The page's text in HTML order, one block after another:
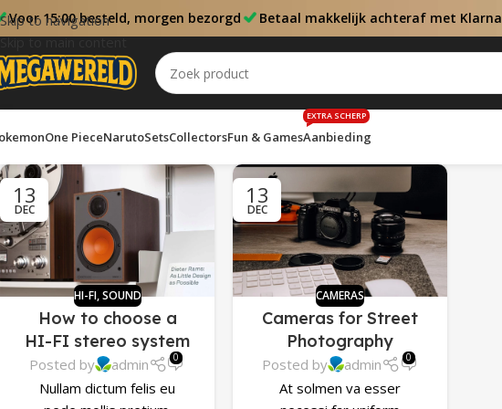
Skip to navigation
Skip to main content
Voor 15:00 besteld, morgen bezorgd Betaal makkelijk achteraf met Klarna
One PieceNarutoSetsCollectorsFun & GamesAanbieding
EXTRA SCHERP
13
DEC
HI-FI,SOUND
How to choose a
HI-FI stereo system
Posted by admin 0
Nullam dictum felis eu
13
DEC
CAMERAS
Cameras for Street
Photography
Posted by admin 0
At solmen va esser